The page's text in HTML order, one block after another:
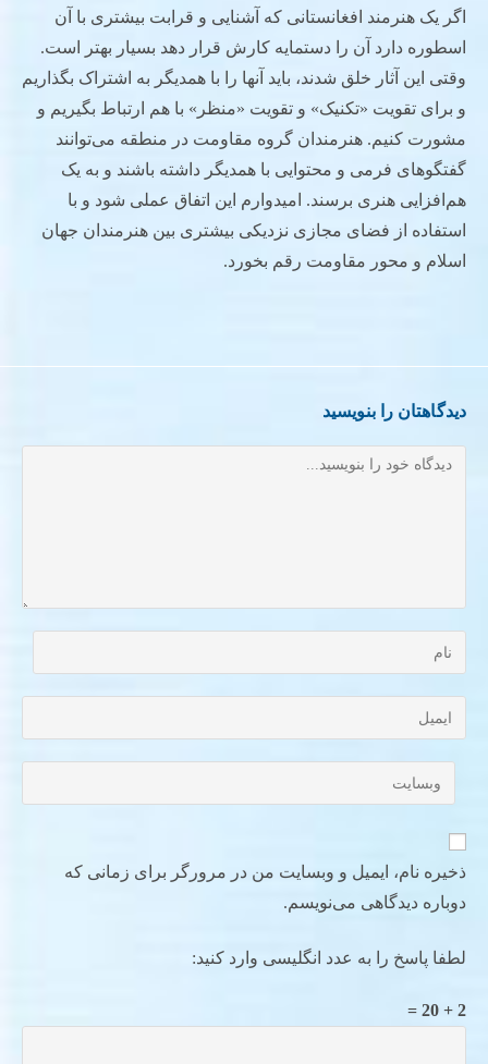
اگر یک هنرمند افغانستانی که آشنایی و قرابت بیشتری با آن
اسطوره دارد آن را دستمایه کارش قرار دهد بسیار بهتر است.
وقتی این آثار خلق شدند، باید آنها را با همدیگر به اشتراک بگذاریم
و برای تقویت «تکنیک» و تقویت «منظر» با هم ارتباط بگیریم و
مشورت کنیم. هنرمندان گروه مقاومت در منطقه می‌توانند
گفتگوهای فرمی و محتوایی با همدیگر داشته باشند و به یک
هم‌افزایی هنری برسند. امیدوارم این اتفاق عملی شود و با
استفاده از فضای مجازی نزدیکی بیشتری بین هنرمندان جهان
اسلام و محور مقاومت رقم بخورد.
دیدگاهتان را بنویسید
ذخیره نام، ایمیل و وبسایت من در مرورگر برای زمانی که
دوباره دیدگاهی می‌نویسم.
لطفا پاسخ را به عدد انگلیسی وارد کنید:
2 + 20 =